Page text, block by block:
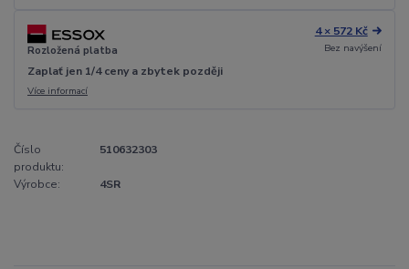
Rozložená platba
4 × 572 Kč
Bez navýšení
Zaplať jen 1/4 ceny a zbytek později
Více informací
Číslo
produktu:
510632303
Výrobce: 4SR